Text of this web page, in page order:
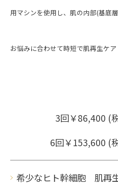
用マシンを使用し、肌の内部(基底
お悩みに合わせて時短で肌再生ケア
3回￥86,400 (
6回￥153,600 (
希少なヒト幹細胞 肌再